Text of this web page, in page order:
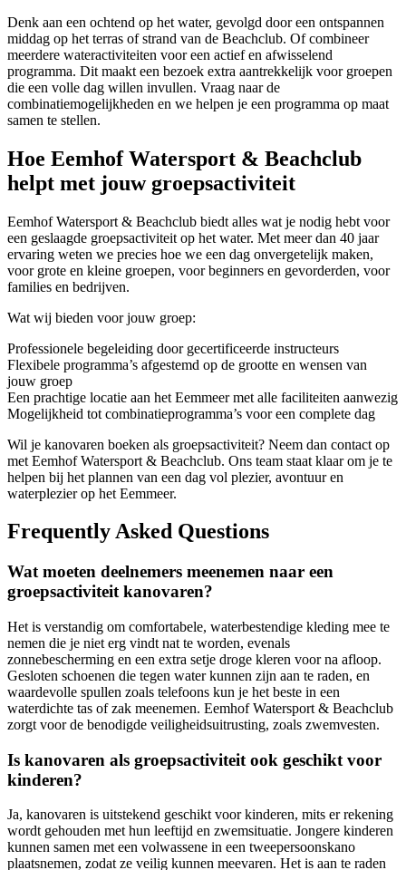
Denk aan een ochtend op het water, gevolgd door een ontspannen
middag op het terras of strand van de Beachclub. Of combineer
meerdere wateractiviteiten voor een actief en afwisselend
programma. Dit maakt een bezoek extra aantrekkelijk voor groepen
die een volle dag willen invullen. Vraag naar de
combinatiemogelijkheden en we helpen je een programma op maat
samen te stellen.
Hoe Eemhof Watersport & Beachclub
helpt met jouw groepsactiviteit
Eemhof Watersport & Beachclub biedt alles wat je nodig hebt voor
een geslaagde groepsactiviteit op het water. Met meer dan 40 jaar
ervaring weten we precies hoe we een dag onvergetelijk maken,
voor grote en kleine groepen, voor beginners en gevorderden, voor
families en bedrijven.
Wat wij bieden voor jouw groep:
Professionele begeleiding door gecertificeerde instructeurs
Flexibele programma’s afgestemd op de grootte en wensen van
jouw groep
Een prachtige locatie aan het Eemmeer met alle faciliteiten aanwezig
Mogelijkheid tot combinatieprogramma’s voor een complete dag
Wil je kanovaren boeken als groepsactiviteit? Neem dan contact op
met Eemhof Watersport & Beachclub. Ons team staat klaar om je te
helpen bij het plannen van een dag vol plezier, avontuur en
waterplezier op het Eemmeer.
Frequently Asked Questions
Wat moeten deelnemers meenemen naar een
groepsactiviteit kanovaren?
Het is verstandig om comfortabele, waterbestendige kleding mee te
nemen die je niet erg vindt nat te worden, evenals
zonnebescherming en een extra setje droge kleren voor na afloop.
Gesloten schoenen die tegen water kunnen zijn aan te raden, en
waardevolle spullen zoals telefoons kun je het beste in een
waterdichte tas of zak meenemen. Eemhof Watersport & Beachclub
zorgt voor de benodigde veiligheidsuitrusting, zoals zwemvesten.
Is kanovaren als groepsactiviteit ook geschikt voor
kinderen?
Ja, kanovaren is uitstekend geschikt voor kinderen, mits er rekening
wordt gehouden met hun leeftijd en zwemsituatie. Jongere kinderen
kunnen samen met een volwassene in een tweepersoonskanо
plaatsnemen, zodat ze veilig kunnen meevaren. Het is aan te raden